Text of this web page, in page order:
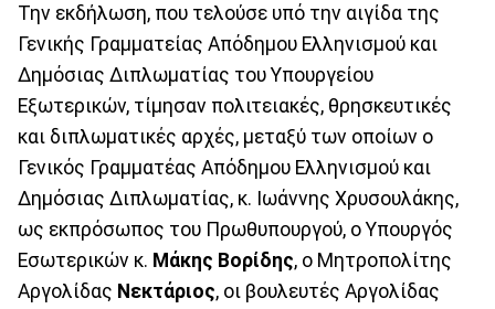
Την εκδήλωση, που τελούσε υπό την αιγίδα της
Γενικής Γραμματείας Απόδημου Ελληνισμού και
Δημόσιας Διπλωματίας του Υπουργείου
Εξωτερικών, τίμησαν πολιτειακές, θρησκευτικές
και διπλωματικές αρχές, μεταξύ των οποίων ο
Γενικός Γραμματέας Απόδημου Ελληνισμού και
Δημόσιας Διπλωματίας, κ. Ιωάννης Χρυσουλάκης,
ως εκπρόσωπος του Πρωθυπουργού, ο Υπουργός
Εσωτερικών κ. Μάκης Βορίδης, ο Μητροπολίτης
Αργολίδας Νεκτάριος, οι βουλευτές Αργολίδας